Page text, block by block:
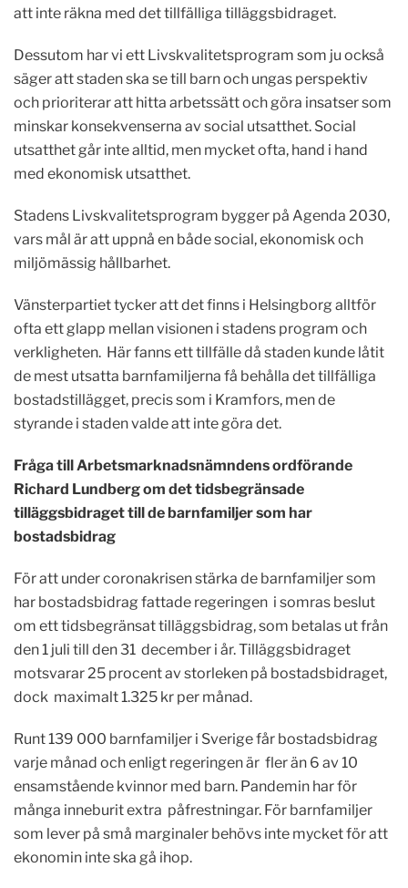
att inte räkna med det tillfälliga tilläggsbidraget.
Dessutom har vi ett Livskvalitetsprogram som ju också
säger att staden ska se till barn och ungas perspektiv
och prioriterar att hitta arbetssätt och göra insatser som
minskar konsekvenserna av social utsatthet. Social
utsatthet går inte alltid, men mycket ofta, hand i hand
med ekonomisk utsatthet.
Stadens Livskvalitetsprogram bygger på Agenda 2030,
vars mål är att uppnå en både social, ekonomisk och
miljömässig hållbarhet.
Vänsterpartiet tycker att det finns i Helsingborg alltför
ofta ett glapp mellan visionen i stadens program och
verkligheten. Här fanns ett tillfälle då staden kunde låtit
de mest utsatta barnfamiljerna få behålla det tillfälliga
bostadstillägget, precis som i Kramfors, men de
styrande i staden valde att inte göra det.
Fråga till Arbetsmarknadsnämndens ordförande
Richard Lundberg om det tidsbegränsade
tilläggsbidraget till de barnfamiljer som har
bostadsbidrag
För att under coronakrisen stärka de barnfamiljer som
har bostadsbidrag fattade regeringen i somras beslut
om ett tidsbegränsat tilläggsbidrag, som betalas ut från
den 1 juli till den 31 december i år. Tilläggsbidraget
motsvarar 25 procent av storleken på bostadsbidraget,
dock maximalt 1.325 kr per månad.
Runt 139 000 barnfamiljer i Sverige får bostadsbidrag
varje månad och enligt regeringen är fler än 6 av 10
ensamstående kvinnor med barn. Pandemin har för
många inneburit extra påfrestningar. För barnfamiljer
som lever på små marginaler behövs inte mycket för att
ekonomin inte ska gå ihop.